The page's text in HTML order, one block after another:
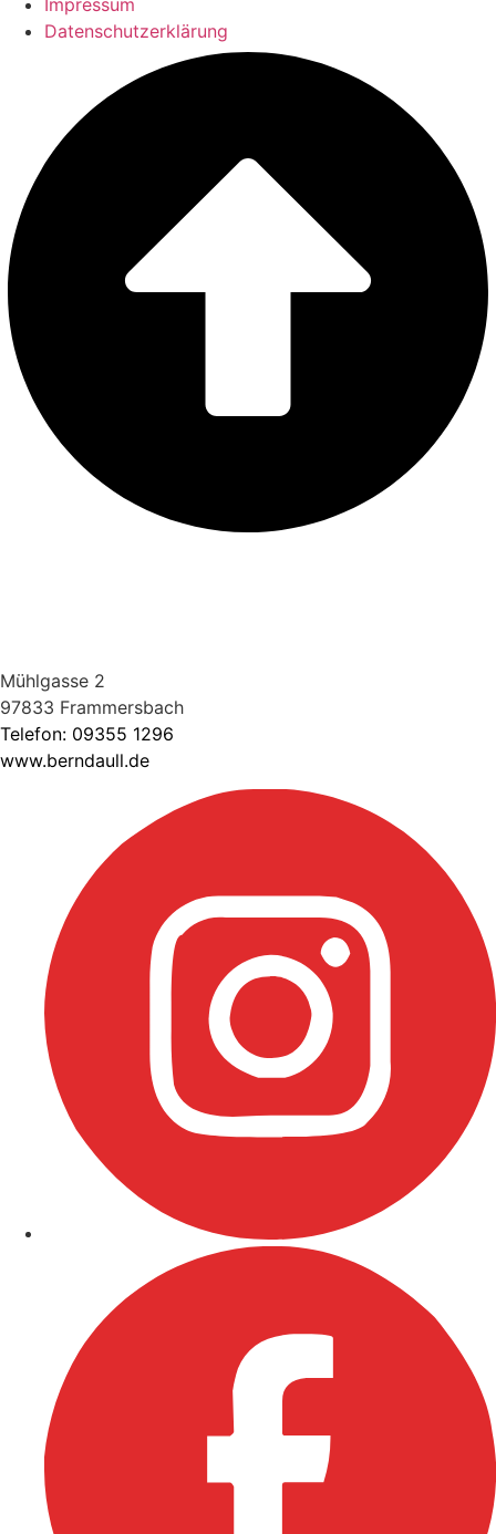
Impressum
Datenschutzerklärung
Mühlgasse 2
97833 Frammersbach
Telefon: 09355 1296
www.berndaull.de